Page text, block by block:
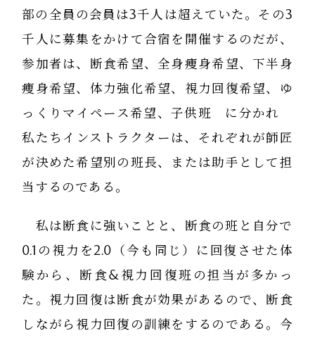
部の全員の会員は3千人は超えていた。その3
千人に募集をかけて合宿を開催するのだが、
参加者は、断食希望、全身痩身希望、下半身
痩身希望、体力強化希望、視力回復希望、ゆ
っくりマイペース希望、子供班 に分かれ
私たちインストラクターは、それぞれが師匠
が決めた希望別の班長、または助手として担
当するのである。
私は断食に強いことと、断食の班と自分で
0.1の視力を2.0（今も同じ）に回復させた体
験から、断食&視力回復班の担当が多かっ
た。視力回復は断食が効果があるので、断食
しながら視力回復の訓練をするのである。今